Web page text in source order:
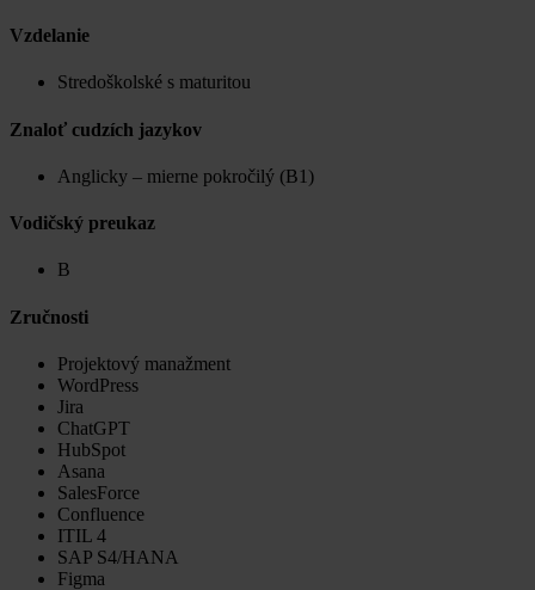
Vzdelanie
Stredoškolské s maturitou
Znaloť cudzích jazykov
Anglicky – mierne pokročilý (B1)
Vodičský preukaz
B
Zručnosti
Projektový manažment
WordPress
Jira
ChatGPT
HubSpot
Asana
SalesForce
Confluence
ITIL 4
SAP S4/HANA
Figma